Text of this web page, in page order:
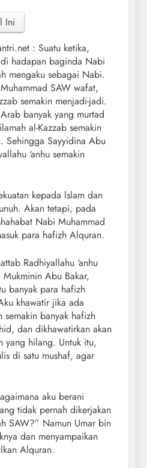
Ini
: Suatu ketika,
hadapan baginda Nabi
mengaku sebagai Nabi.
SAW wafat,
semakin menjadi-jadi.
banyak yang murtad
al-Kazzab semakin
Sehingga Sayyidina Abu
‘anhu semakin
kepada lslam dan
Akan tetapi, pada
Nabi Muhammad
para hafizh Alquran.
Radhiyallahu ‘anhu
Abu Bakar,
banyak para hafizh
khawatir jika ada
banyak hafizh
dan dikhawatirkan akan
yang hilang. Untuk itu,
di satu mushaf, agar
aku berani
tidak pernah dikerjakan
SAW?” Namun Umar bin
dan menyampaikan
Alquran.